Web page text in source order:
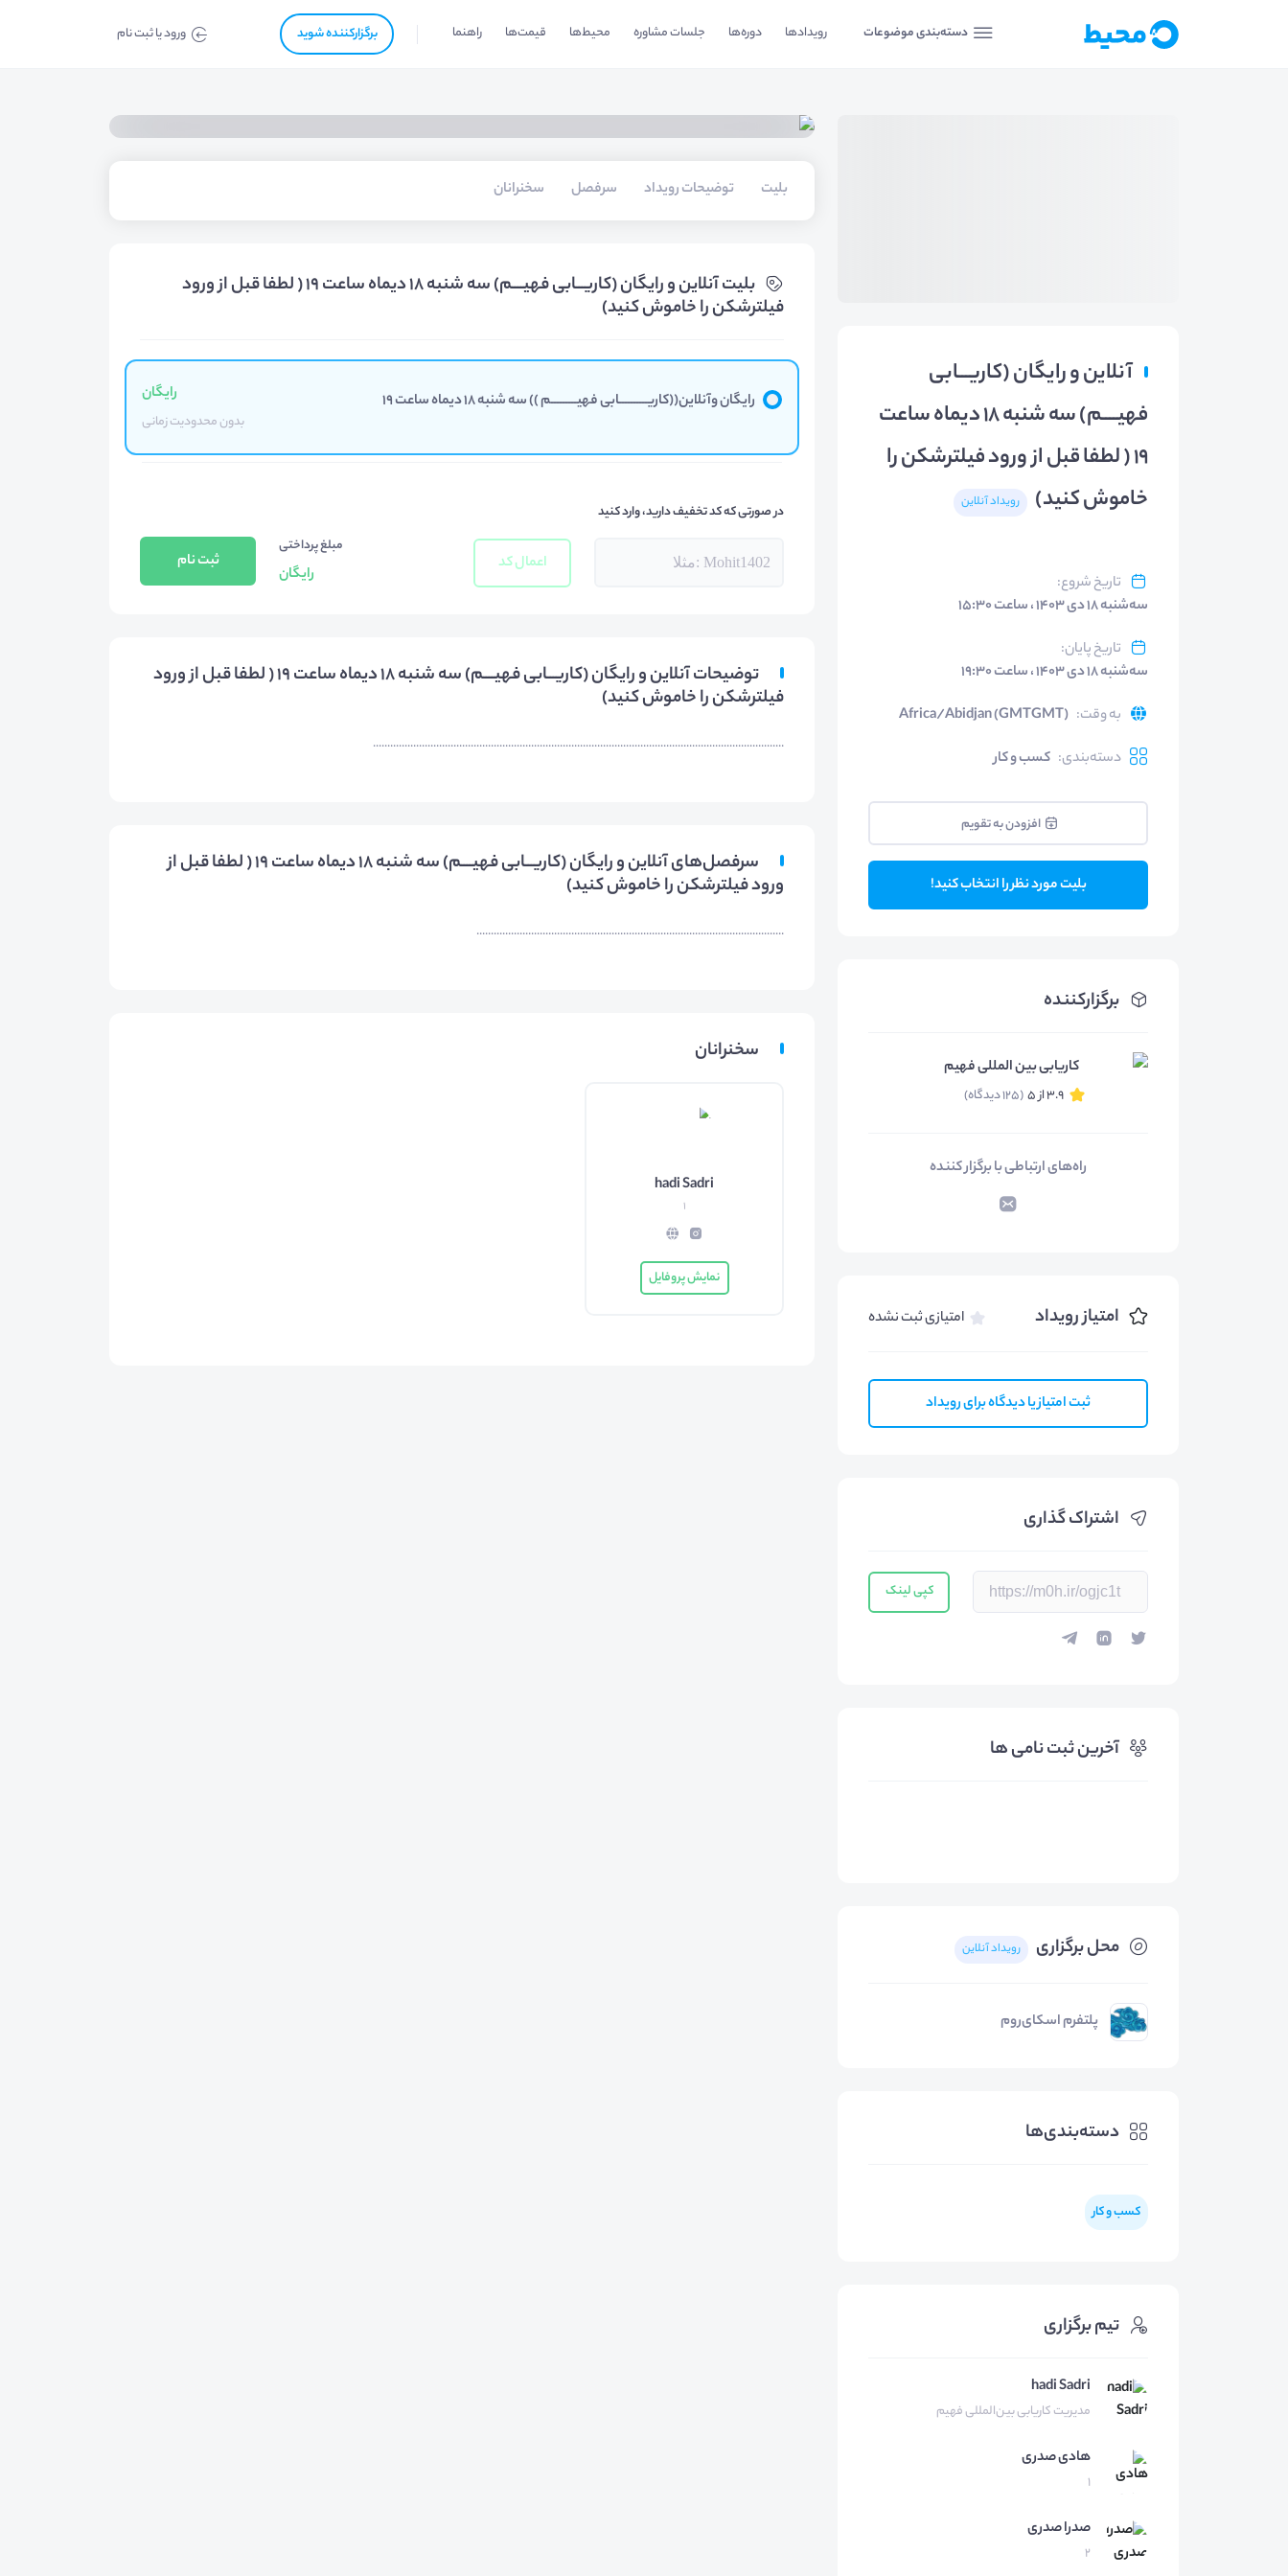
دسته‌بندی موضوعات رویدادها دوره‌ها جلسات مشاوره محیط‌ها قیمت‌ها راهنما برگزار‌‌کننده شوید ورود یا ثبت نام
آنلاین و رایگان (کاریـــابی
فهیــــم) سه شنبه 18 دیماه ساعت
19 ( لطفا قبل از ورود فیلترشکن را
خاموش کنید)
رویداد آنلاین
تاریخ شروع:
سه‌شنبه ۱۸ دی ۱۴۰۳ ، ساعت ۱۵:۳۰
تاریخ پایان:
سه‌شنبه ۱۸ دی ۱۴۰۳ ، ساعت ۱۹:۳۰
به وقت:
Africa/Abidjan (GMTGMT)
دسته‌بندی: کسب و کار
افزودن به تقویم
بلیت مورد نظر را انتخاب کنید!
برگزارکننده
کاریابی بین المللی فهیم
3.9 از 5 (125 دیدگاه)
راه‌های ارتباطی با برگزار کننده
امتیاز رویداد امتیازی ثبت نشده
ثبت امتیاز یا دیدگاه برای رویداد
اشتراک گذاری
کپی لینک
آخرین ثبت نامی ها
محل برگزاری رویداد آنلاین
پلتفرم اسکای‌روم
دسته‌بندی‌ها
کسب و کار
تیم برگزاری
hadi Sadri
مدیریت کاریابی بین‌المللی فهیم
هادیصدری
1
صدراصدری
2
بلیت‌ توضیحات رویداد سرفصل سخنرانان
بلیت‌ آنلاین و رایگان (کاریـــابی فهیــــم) سه شنبه 18 دیماه ساعت 19 ( لطفا قبل از ورود
فیلترشکن را خاموش کنید)
رایگان وآنلاین((کاریــــــــــابی فهیـــــــــم )) سه شنبه 18 دیماه ساعت 19 رایگان
بدون محدودیت زمانی
در صورتی که کد تخفیف دارید، وارد کنید
اعمال کد
مبلغ پرداختی
رایگان
ثبت نام
توضیحات آنلاین و رایگان (کاریـــابی فهیــــم) سه شنبه 18 دیماه ساعت 19 ( لطفا قبل از ورود
فیلترشکن را خاموش کنید)
...............................................................................................................................................
سرفصل‌های آنلاین و رایگان (کاریـــابی فهیــــم) سه شنبه 18 دیماه ساعت 19 ( لطفا قبل از
ورود فیلترشکن را خاموش کنید)
...........................................................................................................
سخنرانان
hadi Sadri
1
نمایش پروفایل